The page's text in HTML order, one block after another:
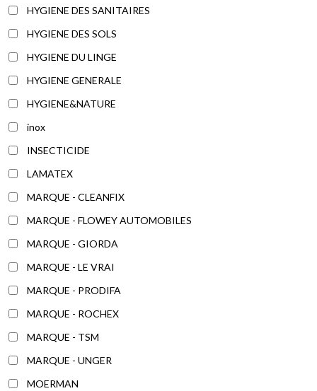
HYGIENE DES SANITAIRES
HYGIENE DES SOLS
HYGIENE DU LINGE
HYGIENE GENERALE
HYGIENE&NATURE
inox
INSECTICIDE
LAMATEX
MARQUE - CLEANFIX
MARQUE - FLOWEY AUTOMOBILES
MARQUE - GIORDA
MARQUE - LE VRAI
MARQUE - PRODIFA
MARQUE - ROCHEX
MARQUE - TSM
MARQUE - UNGER
MOERMAN